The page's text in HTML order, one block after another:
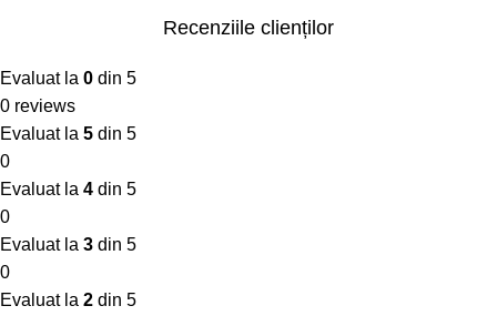
Recenziile clienților
Evaluat la 0 din 5
0 reviews
Evaluat la 5 din 5
0
Evaluat la 4 din 5
0
Evaluat la 3 din 5
0
Evaluat la 2 din 5